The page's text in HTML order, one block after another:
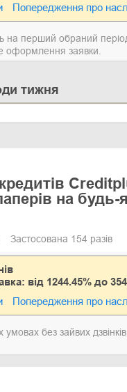
Попередження про
на перший обраний
оформлення заявки.
тижня
на будь-
Застосована 154 разів
від 1244.45% до
Попередження про
без зайвих